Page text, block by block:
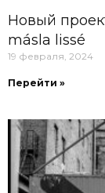
Новый
másla lissé
19 февраля, 2024
Перейти »